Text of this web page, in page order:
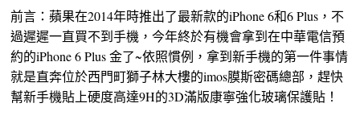
前言：蘋果在2014年時推出了最新款的iPhone 6和6 Plus，不
過遲遲一直買不到手機，今年終於有機會拿到在中華電信預
約的iPhone 6 Plus 金了~依照慣例，拿到新手機的第一件事情
就是直奔位於西門町獅子林大樓的imos膜斯密碼總部，趕快
幫新手機貼上硬度高達9H的3D滿版康寧強化玻璃保護貼！